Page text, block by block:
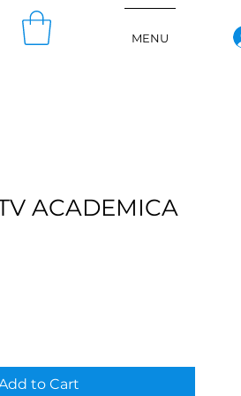
MENU
ACADEMICA
to Cart